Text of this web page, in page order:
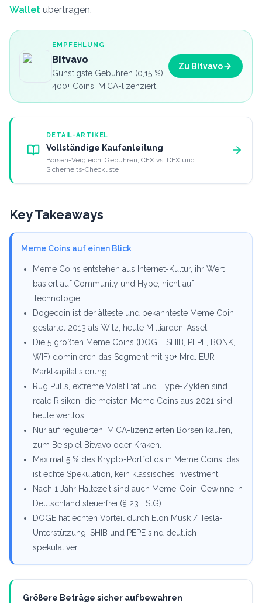
Wallet übertragen.
EMPFEHLUNG
Bitvavo
Günstigste Gebühren (0,15 %),
400+ Coins, MiCA-lizenziert
Zu Bitvavo
DETAIL-ARTIKEL
Vollständige Kaufanleitung
Börsen-Vergleich, Gebühren, CEX vs. DEX und
Sicherheits-Checkliste
Key Takeaways
Meme Coins auf einen Blick
Meme Coins entstehen aus Internet-Kultur, ihr Wert
basiert auf Community und Hype, nicht auf
Technologie.
Dogecoin ist der älteste und bekannteste Meme Coin,
gestartet 2013 als Witz, heute Milliarden-Asset.
Die 5 größten Meme Coins (DOGE, SHIB, PEPE, BONK,
WIF) dominieren das Segment mit 30+ Mrd. EUR
Marktkapitalisierung.
Rug Pulls, extreme Volatilität und Hype-Zyklen sind
reale Risiken, die meisten Meme Coins aus 2021 sind
heute wertlos.
Nur auf regulierten, MiCA-lizenzierten Börsen kaufen,
zum Beispiel Bitvavo oder Kraken.
Maximal 5 % des Krypto-Portfolios in Meme Coins, das
ist echte Spekulation, kein klassisches Investment.
Nach 1 Jahr Haltezeit sind auch Meme-Coin-Gewinne in
Deutschland steuerfrei (§ 23 EStG).
DOGE hat echten Vorteil durch Elon Musk / Tesla-
Unterstützung, SHIB und PEPE sind deutlich
spekulativer.
Größere Beträge sicher aufbewahren